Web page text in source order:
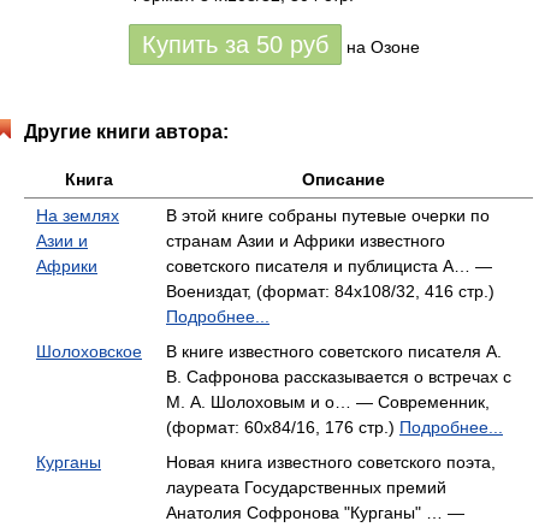
Купить за 50 руб на Озоне
Другие книги автора:
Книга
Описание
На землях
Азии и
Африки
В этой книге собраны путевые очерки по
странам Азии и Африки известного
советского писателя и публициста А… —
Воениздат, (формат: 84x108/32, 416 стр.)
Подробнее...
Шолоховское
В книге известного советского писателя А.
В. Сафронова рассказывается о встречах с
М. А. Шолоховым и о… — Современник,
(формат: 60x84/16, 176 стр.) Подробнее...
Курганы
Новая книга известного советского поэта,
лауреата Государственных премий
Анатолия Софронова "Курганы" … —